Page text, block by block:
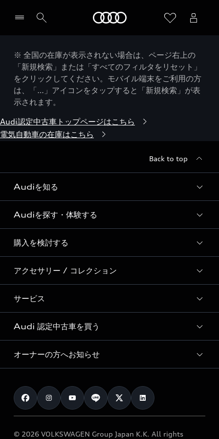
※ 全国の在庫が表示されない場合は、ページ右上の
「新規検索」または「すべてのフィルタをリセット」
をクリックしてください。モバイル端末をご利用の方
は、「…」アイコンをタップすると「新規検索」が表
示されます。
Audi認定中古車トップページはこちら
電気自動車の在庫はこちら
Back to top
Audiを知る
Audi ブランド
Story of Progress
Audi Sport
Formula 1®
デジタルサービス
Audiを探す・体験する
ディーラー検索
新車在庫検索
試乗車・展示車検索
見積り依頼
試乗予約
購入を検討する
モデル一覧
特別仕様モデル / 限定モデル
e-tronラインアップ
価格シミュレーション
車両比較
カタログ一覧
アクセサリー / コレクション
純正アクセサリー
オンラインショップ
Audi collection
アウディナビアプリ
サービス
サービス入庫予約
サービスプログラム
メンテナンス
車検 / 定期点検
e-tronアフターサポート
Audi 認定中古車を買う
Audi認定中古車
クオリティ
保証
メンテナンス
オーナーの方へお知らせ
お知らせ
オーナー様向けキャンペーン
© 2026 VOLKSWAGEN Group Japan K.K. All rights